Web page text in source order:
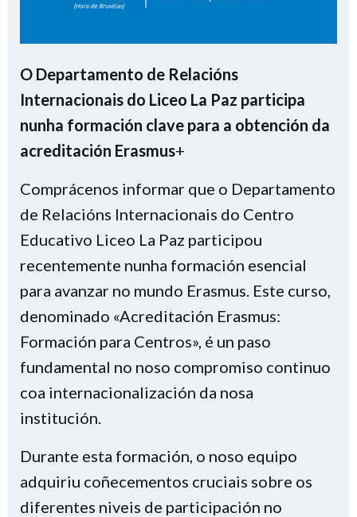
O Departamento de Relacións
Internacionais do Liceo La Paz participa
nunha formación clave para a obtención da
acreditación Erasmus+
Comprácenos informar que o Departamento
de Relacións Internacionais do Centro
Educativo Liceo La Paz participou
recentemente nunha formación esencial
para avanzar no mundo Erasmus. Este curso,
denominado «Acreditación Erasmus:
Formación para Centros», é un paso
fundamental no noso compromiso continuo
coa internacionalización da nosa
institución.
Durante esta formación, o noso equipo
adquiriu coñecementos cruciais sobre os
diferentes niveis de participación no